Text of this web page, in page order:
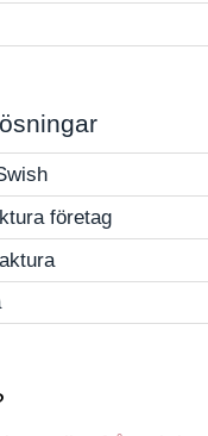
företag